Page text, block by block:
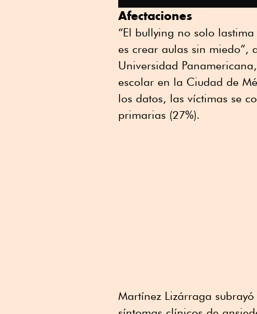
Afectaciones
“El bullying no solo
es crear aulas sin miedo”,
Universidad
escolar en la Ciudad de
los datos, las víctimas se
primarias (27%).
Martínez Lizárraga